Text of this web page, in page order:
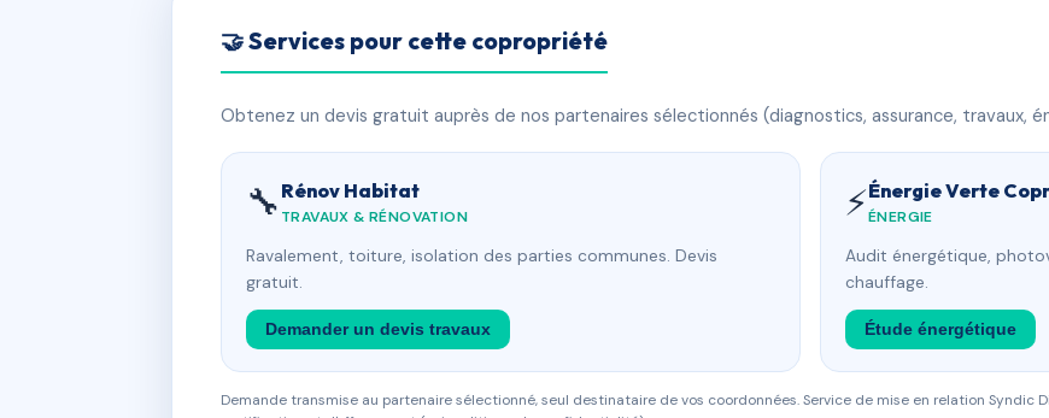
🤝 Services pour cette copropriété
Obtenez un devis gratuit auprès de nos partenaires sélectionnés (diagnostics, assurance, travaux,
🔧 Rénov Habitat
TRAVAUX & RÉNOVATION
Ravalement, toiture, isolation des parties communes. Devis
gratuit.
Demander un devis travaux
⚡Énergie Verte
ÉNERGIE
Audit énergétique,
chauffage.
Étude énergétique
Demande transmise au partenaire sélectionné, seul destinataire de vos coordonnées. Service de mise en relation Syndic